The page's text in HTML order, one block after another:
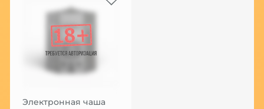
Электронная чаша